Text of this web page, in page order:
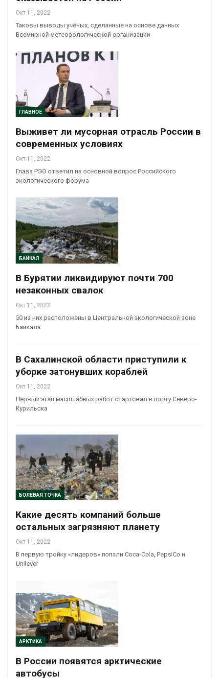
Окт 11, 2022
Таковы выводы учёных, сделанные на основе данных
Всемирной метеорологической организации
ГЛАВНОЕ
Выживет ли мусорная отрасль России в
современных условиях
Окт 11, 2022
Глава РЭО ответил на основной вопрос Российского
экологического форума
БАЙКАЛ
В Бурятии ликвидируют почти 700
незаконных свалок
Окт 11, 2022
50 из них расположены в Центральной экологической зоне
Байкала
В Сахалинской области приступили к
уборке затонувших кораблей
Окт 11, 2022
Первый этап масштабных работ стартовал в порту Северо-
Курильска
БОЛЕВАЯ ТОЧКА
Какие десять компаний больше
остальных загрязняют планету
Окт 11, 2022
В первую тройку «лидеров» попали Coca-Cola, PepsiСo и
Unilever
АРКТИКА
В России появятся арктические
автобусы